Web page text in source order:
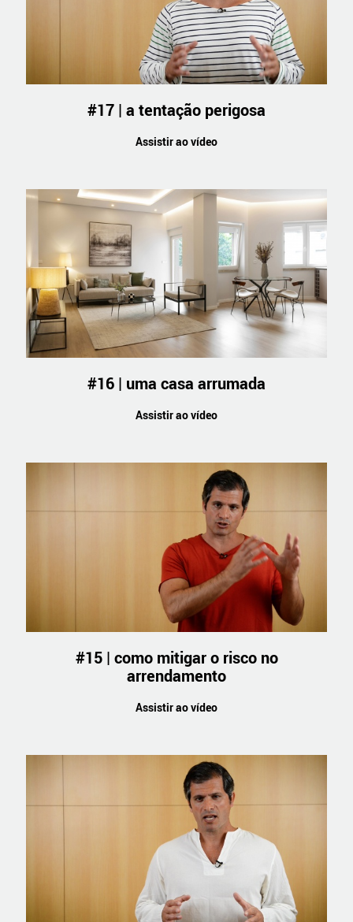
#17 | a tentação perigosa
Assistir ao vídeo
#16 | uma casa arrumada
Assistir ao vídeo
#15 | como mitigar o risco no
arrendamento
Assistir ao vídeo